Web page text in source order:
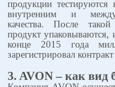
продукции тестируются
внутренним и
качества. После
продукт упаковываются,
конце 2015 года
зарегистрировал
3. AVON – как вид